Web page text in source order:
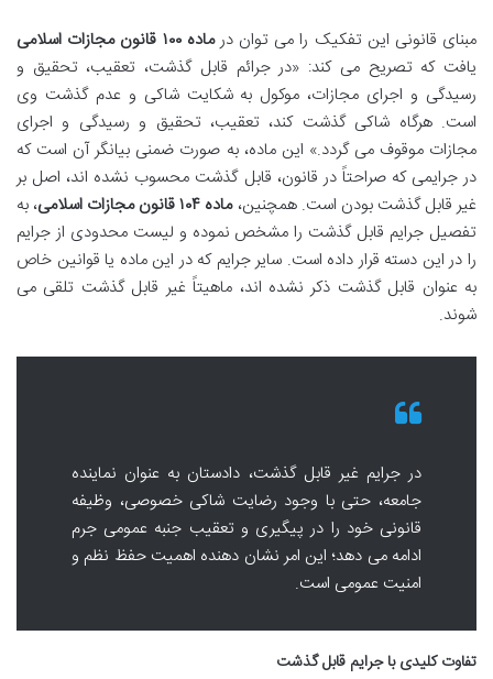
مبنای قانونی این تفکیک را می توان درماده ۱۰۰ قانون مجازات اسلامی
یافت که تصریح می کند: «در جرائم قابل گذشت، تعقیب، تحقیق و
رسیدگی و اجرای مجازات، موکول به شکایت شاکی و عدم گذشت وی
است. هرگاه شاکی گذشت کند، تعقیب، تحقیق و رسیدگی و اجرای
مجازات موقوف می گردد.» این ماده، به صورت ضمنی بیانگر آن است که
در جرایمی که صراحتاً در قانون، قابل گذشت محسوب نشده اند، اصل بر
غیر قابل گذشت بودن است. همچنین،ماده ۱۰۴ قانون مجازات اسلامی
، به
تفصیل جرایم قابل گذشت را مشخص نموده و لیست محدودی از جرایم
را در این دسته قرار داده است. سایر جرایم که در این ماده یا قوانین خاص
به عنوان قابل گذشت ذکر نشده اند، ماهیتاً غیر قابل گذشت تلقی می
شوند.
در جرایم غیر قابل گذشت، دادستان به عنوان نماینده
جامعه، حتی با وجود رضایت شاکی خصوصی، وظیفه
قانونی خود را در پیگیری و تعقیب جنبه عمومی جرم
ادامه می دهد؛ این امر نشان دهنده اهمیت حفظ نظم و
امنیت عمومی است.
تفاوت کلیدی با جرایم قابل گذشت